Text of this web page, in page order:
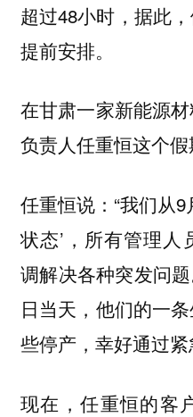
超过48小时，据此
提前安排。
在甘肃一家新能源
负责人任重恒这个假
任重恒说：“我们从
状态’，所有管理
调解决各种突发问
日当天，他们的一
些停产，幸好通过紧
现在，任重恒的客